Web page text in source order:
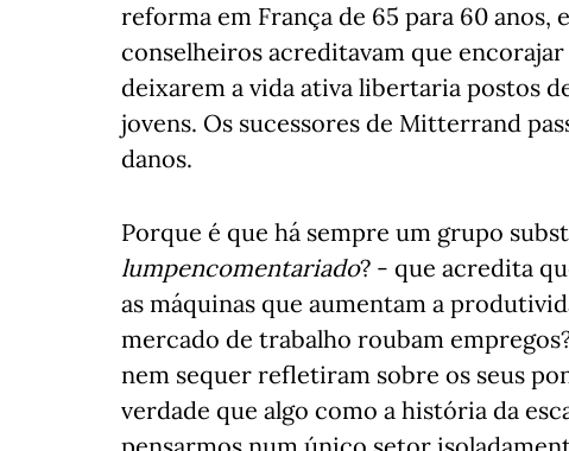
reforma em França de 65 para 60
conselheiros acreditavam que
deixarem a vida ativa libertaria postos
jovens. Os sucessores de Mitterrand
danos.
Porque é que há sempre um grupo
lumpencomentariado? - que acredita
as máquinas que aumentam a
mercado de trabalho roubam
nem sequer refletiram sobre os seus
verdade que algo como a história da